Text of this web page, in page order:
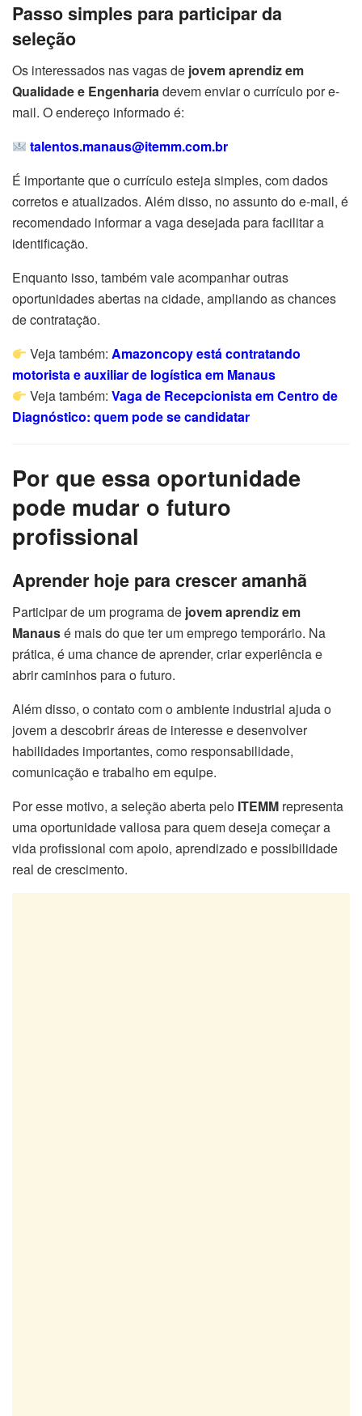
Passo simples para participar da
seleção
Os interessados nas vagas de jovem aprendiz em
Qualidade e Engenhariadevem enviar o currículo por e-
mail. O endereço informado é:
talentos.manaus@itemm.com.br
É importante que o currículo esteja simples, com dados
corretos e atualizados. Além disso, no assunto do e-mail, é
recomendado informar a vaga desejada para facilitar a
identificação.
Enquanto isso, também vale acompanhar outras
oportunidades abertas na cidade, ampliando as chances
de contratação.
Veja também:Amazoncopy está contratando
motorista e auxiliar de logística em Manaus
Veja também:Vaga de Recepcionista em Centro de
Diagnóstico: quem pode se candidatar
Por que essa oportunidade
pode mudar o futuro
profissional
Aprender hoje para crescer amanhã
Participar de um programa de jovem aprendiz em
Manausé mais do que ter um emprego temporário. Na
prática, é uma chance de aprender, criar experiência e
abrir caminhos para o futuro.
Além disso, o contato com o ambiente industrial ajuda o
jovem a descobrir áreas de interesse e desenvolver
habilidades importantes, como responsabilidade,
comunicação e trabalho em equipe.
Por esse motivo, a seleção aberta pelo ITEMM representa
uma oportunidade valiosa para quem deseja começar a
vida profissional com apoio, aprendizado e possibilidade
real de crescimento.